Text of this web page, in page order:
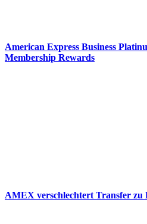
American Express Business
Membership Rewards
AMEX verschlechtert Transfer zu